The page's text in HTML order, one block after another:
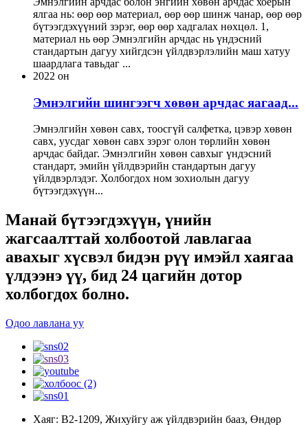
ялгаа нь: өөр өөр материал, өөр өөр шинж чанар, өөр өөр
бүтээгдэхүүний зэрэг, өөр өөр хадгалах нөхцөл. 1,
материал нь өөр Эмнэлгийн арчдас нь үндэсний
стандартын дагуу хийгдсэн үйлдвэрлэлийн маш хатуу
шаардлага тавьдаг ...
2022 он
Эмнэлгийн шингээгч хөвөн арчдас яагаад...
Эмнэлгийн хөвөн савх, тоосгүй салфетка, цэвэр хөвөн
савх, уусдаг хөвөн савх зэрэг олон төрлийн хөвөн
арчдас байдаг. Эмнэлгийн хөвөн савхыг үндэсний
стандарт, эмийн үйлдвэрийн стандартын дагуу
үйлдвэрлэдэг. Холбогдох ном зохиолын дагуу
бүтээгдэхүүн...
Манай бүтээгдэхүүн, үнийн
жагсаалттай холбоотой лавлагаа
авахыг хүсвэл бидэн рүү имэйл хаягаа
үлдээнэ үү, бид 24 цагийн дотор
холбогдох болно.
Одоо лавлана уу
Хаяг: В2-1209, Жихуйгу аж үйлдвэрийн бааз, Өндөр